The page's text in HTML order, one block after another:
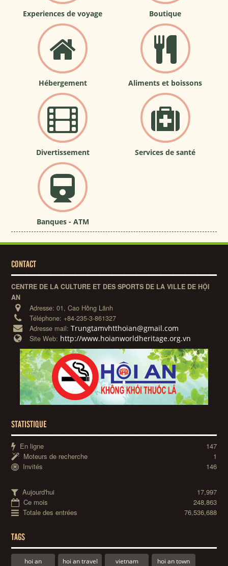
Experiences de voyage Boutique
Hébergement Aliments et boissons
Divertissement Services de santé
Banques - ATM
CONTACT
CENTRE DE LA CULTURE ET DES SPORTS DE LA VILLE DE HỘI
AN
Adresse:01, Cao Hồng Lãnh
Téléphone:+84-235-3-861327
Adresse mail:Trungtamvhtthoian@gmail.com
Site Web: http://www.hoianworldheritage.org.vn
STATISTIQUE
En ligne
147
Moteurs de recherche
1
Invités
146
Aujourd'hui
17,997
Ce mois
248,863
Totale des entrées
76,536,688
TAGS
hoi an hoi an travel vietnam hoi an town